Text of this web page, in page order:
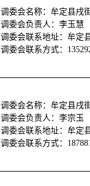
调委会名称：牟定县戌
调委会负责人：李玉慧
调委会联系地址：牟定
调委会联系方式：
调委会名称：牟定县戌
调委会负责人：李宗玉
调委会联系地址：牟定
调委会联系方式：